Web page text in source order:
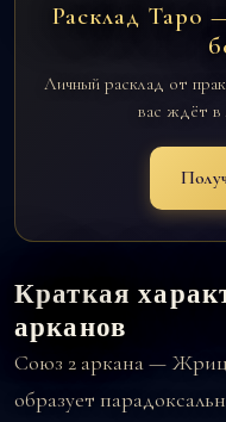
Расклад Таро
Личный расклад от
вас ждёт в
Краткая
арканов
Союз 2 аркана —
образует